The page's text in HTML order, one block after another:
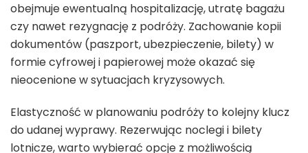
obejmuje ewentualną hospitalizację, utratę bagażu
czy nawet rezygnację z podróży. Zachowanie kopii
dokumentów (paszport, ubezpieczenie, bilety) w
formie cyfrowej i papierowej może okazać się
nieocenione w sytuacjach kryzysowych.
Elastyczność w planowaniu podróży to kolejny klucz
do udanej wyprawy. Rezerwując noclegi i bilety
lotnicze, warto wybierać opcje z możliwością